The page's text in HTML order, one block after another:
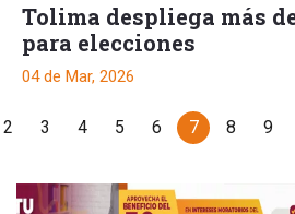
Tolima despliega más
para elecciones
04 de Mar, 2026
2 3 4 5 6 7 8 9